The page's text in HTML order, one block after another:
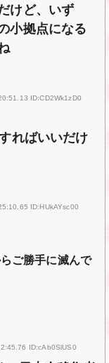
けど、いず
小拠点になる
ID:CD2Wk1zD0
ればいいだけ
ID:HUkAYsc00
ご勝手に滅んで
ID:cAb0SlUS0